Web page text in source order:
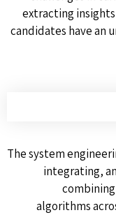
extracting
candidates have an
The system
integrating,
algorithms